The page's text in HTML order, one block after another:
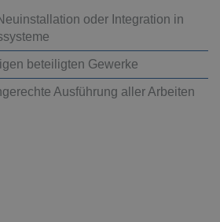
oder Integration in
beteiligten Gewerke
Ausführung aller Arbeiten